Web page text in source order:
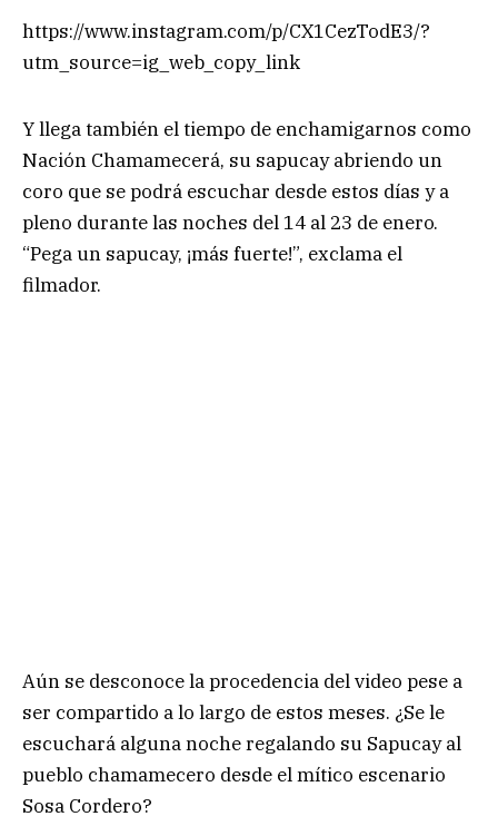
https://www.instagram.com/p/CX1CezTodE3/?
utm_source=ig_web_copy_link
Y llega también el tiempo de enchamigarnos como
Nación Chamamecerá, su sapucay abriendo un
coro que se podrá escuchar desde estos días y a
pleno durante las noches del 14 al 23 de enero.
“Pega un sapucay, ¡más fuerte!”, exclama el
filmador.
Aún se desconoce la procedencia del video pese a
ser compartido a lo largo de estos meses. ¿Se le
escuchará alguna noche regalando su Sapucay al
pueblo chamamecero desde el mítico escenario
Sosa Cordero?